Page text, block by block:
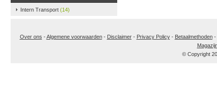
Intern Transport (14)
Over ons -Algemene voorwaarden- Disclaimer- Privacy Policy- Betaalmethoden-
© Copyright